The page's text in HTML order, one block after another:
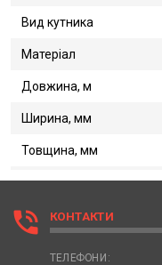
Вид кутника
Матеріал
Довжина, м
Ширина, мм
Товщина, мм
phone_in_talk КОНТАКТИ
ТЕЛЕФОНИ: